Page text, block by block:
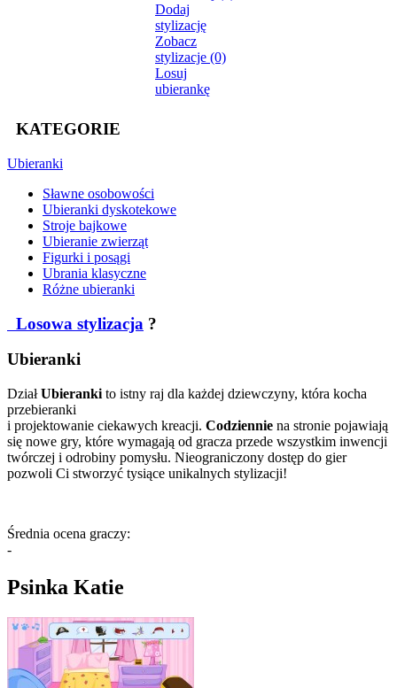
Dodaj
stylizację
Zobacz
stylizacje (0)
Losuj
ubierankę
KATEGORIE
Ubieranki
Sławne osobowości
Ubieranki dyskotekowe
Stroje bajkowe
Ubieranie zwierząt
Figurki i posągi
Ubrania klasyczne
Różne ubieranki
Losowa stylizacja ?
Ubieranki
DziałUbieranki to istny raj dla każdej dziewczyny, która kocha
przebieranki
i projektowanie ciekawych kreacji. Codziennie na stronie pojawiają
się nowe gry, które wymagają od gracza przede wszystkim inwencji
twórczej i odrobiny pomysłu. Nieograniczony dostęp do gier
pozwoli Ci stworzyć tysiące unikalnych stylizacji!
Średnia ocena graczy:
-
Psinka Katie